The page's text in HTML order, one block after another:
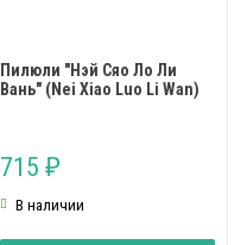
Пилюли "Нэй Сяо Ло Ли
Вань" (Nei Xiao Luo Li Wan)
715 ₽
В наличии